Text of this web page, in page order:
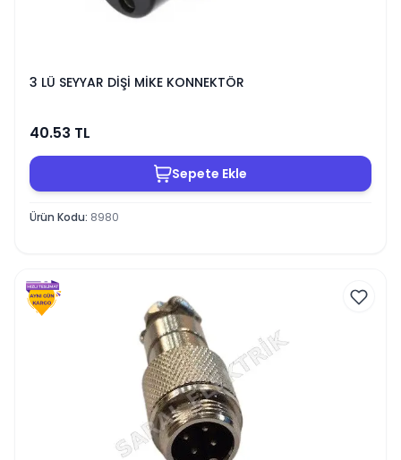
3 LÜ SEYYAR DİŞİ MİKE KONNEKTÖR
40.53 TL
Sepete Ekle
Ürün Kodu: 8980